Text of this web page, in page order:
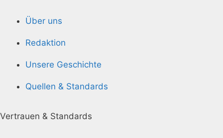
Über uns
Redaktion
Unsere Geschichte
Quellen & Standards
Vertrauen & Standards